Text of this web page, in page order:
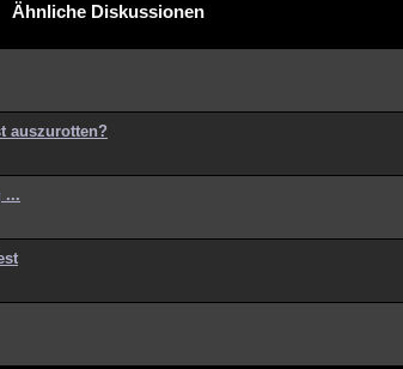
Ähnliche Diskussionen
auszurotten?
...